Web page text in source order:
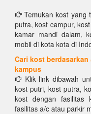
Temukan kost yang
putra, kost campur,
kamar mandi dalam,
mobil di kota kota di
Cari kost berdasarkan
kampus
Klik link dibawah
kost putri, kost putra,
kost dengan fasilitas
fasilitas a/c atau parkir